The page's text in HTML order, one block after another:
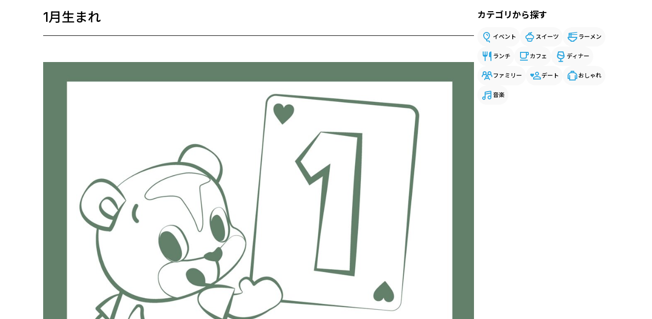
1月生まれ カテゴリから探す
イベント スイーツ ラーメン
ランチ カフェ ディナー
ファミリー デート おしゃれ
音楽